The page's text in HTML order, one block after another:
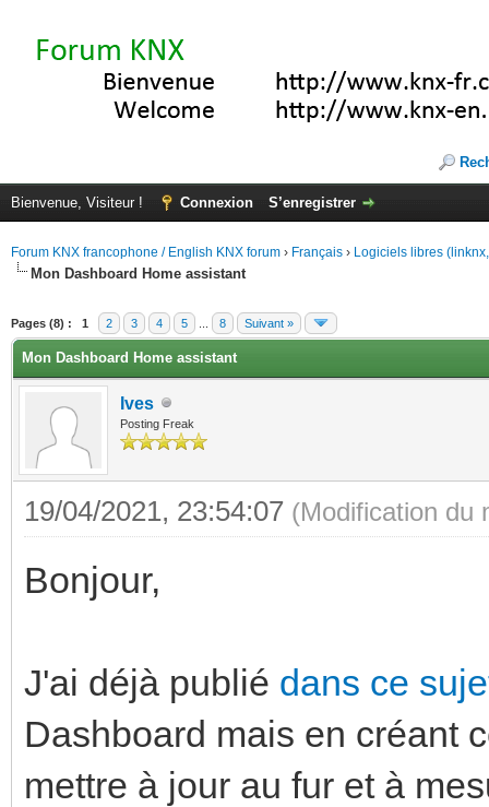
Bienvenue, Visiteur ! Connexion S’enregistrer
Forum KNX francophone / English KNX forum › Français › Logiciels libres
Mon Dashboard Home assistant
Pages (8) : 1 2 3 4 5 8 Suivant »
Mon Dashboard Home assistant
Ives
Posting Freak
19/04/2021, 23:54:07 (Modification du
Bonjour,
J'ai déjà publié dans ce
Dashboard mais en créant
mettre à jour au fur et à